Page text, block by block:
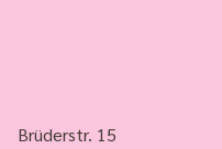
Brüderstr. 15